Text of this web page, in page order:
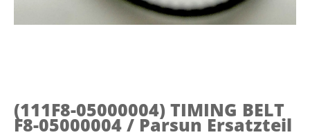
(111F8-05000004) TIMING BELT
F8-05000004 / Parsun Ersatzteil